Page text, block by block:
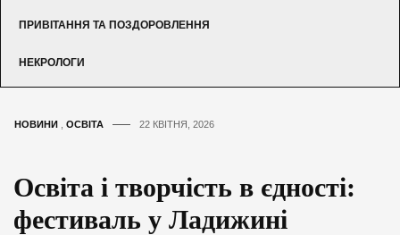
ПРИВІТАННЯ ТА ПОЗДОРОВЛЕННЯ
НЕКРОЛОГИ
НОВИНИ ОСВІТА 22 КВІТНЯ, 2026
Освіта і творчість в єдності:
фестиваль у Ладижині